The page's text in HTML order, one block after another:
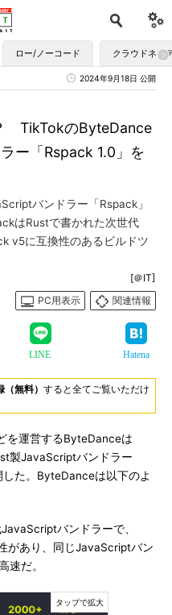
ロー/ノーコード クラウドネイ
2024年9月18日 公開
TikTokのByteDance
ー「Rspack 1.0」を
バンドラー「Rspack」
はRustで書かれた次世代
v5に互換性のあるビルドツ
[＠IT]
PC用表示
関連情報
LINE Hatena
無料） すると全てご覧いただけ
を運営するByteDanceは
製JavaScriptバンドラー
した。ByteDanceは以下のよ
バンドラーで、
があり、同じJavaScriptバン
速だ。